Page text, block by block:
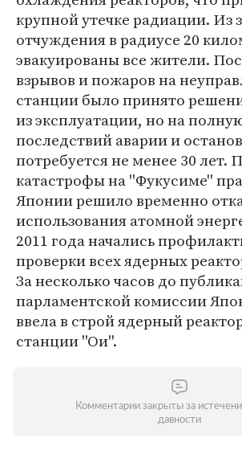
крупной утечке радиации. Из
отчуждения в радиусе 20
эвакуированы все жители.
взрывов и пожаров на
станции было принято
из эксплуатации, но на
последствий аварии и
потребуется не менее 30 лет.
катастрофы на ''Фукусиме''
Японии решило временно
использования атомной
2011 года начались
проверки всех ядерных
За несколько часов до
парламентской комиссии
ввела в строй ядерный
станции ''Ои''.
Комментарии закрыты за
давности